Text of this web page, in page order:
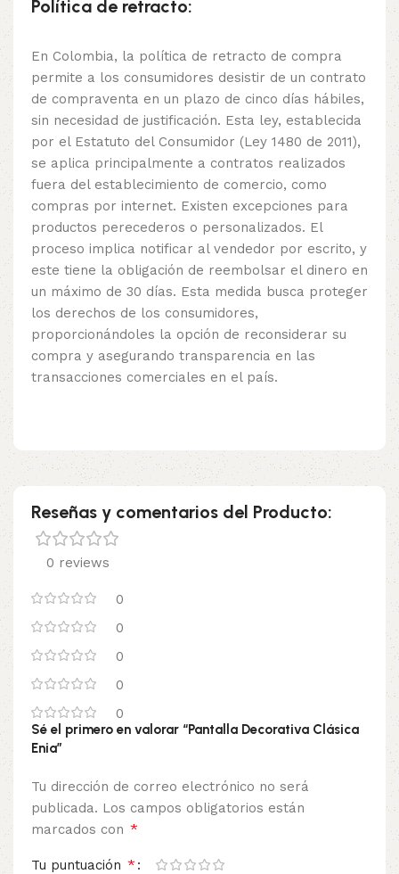
Política de retracto:
En Colombia, la política de retracto de compra
permite a los consumidores desistir de un contrato
de compraventa en un plazo de cinco días hábiles,
sin necesidad de justificación. Esta ley, establecida
por el Estatuto del Consumidor (Ley 1480 de 2011),
se aplica principalmente a contratos realizados
fuera del establecimiento de comercio, como
compras por internet. Existen excepciones para
productos perecederos o personalizados. El
proceso implica notificar al vendedor por escrito, y
este tiene la obligación de reembolsar el dinero en
un máximo de 30 días. Esta medida busca proteger
los derechos de los consumidores,
proporcionándoles la opción de reconsiderar su
compra y asegurando transparencia en las
transacciones comerciales en el país.
Reseñas y comentarios del Producto:
0 reviews
0
0
0
0
0
Sé el primero en valorar “Pantalla Decorativa Clásica
Enia”
Tu dirección de correo electrónico no será
publicada. Los campos obligatorios están
marcados con *
Tu puntuación *